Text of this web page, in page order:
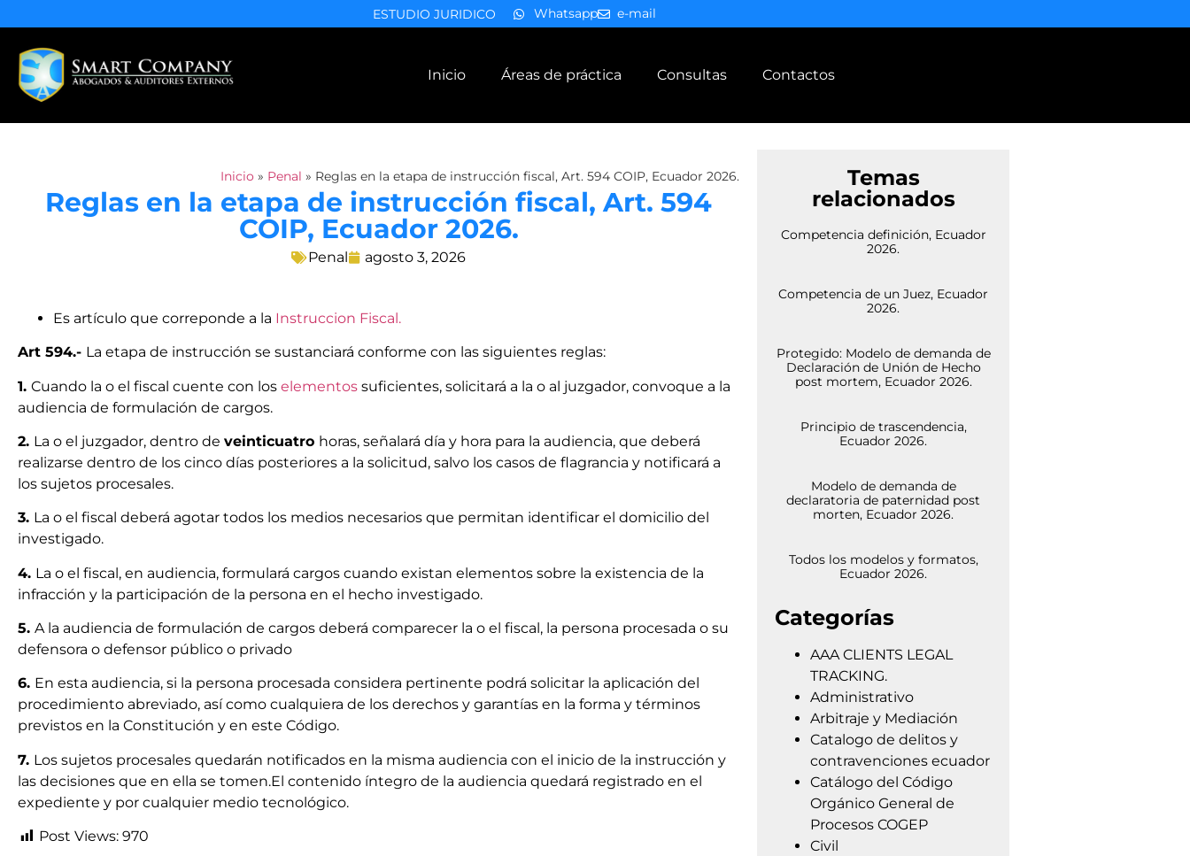
ESTUDIO JURIDICO Whatsapp e-mail
Inicio Áreas de práctica Consultas Contactos
Inicio » Penal » Reglas en la etapa de instrucción fiscal, Art. 594 COIP, Ecuador 2026.
Reglas en la etapa de instrucción fiscal, Art. 594
COIP, Ecuador 2026.
Penal agosto 3, 2026
Es artículo que correponde a la Instruccion Fiscal.
Art 594.- La etapa de instrucción se sustanciará conforme con las siguientes reglas:
1. Cuando la o el fiscal cuente con los elementos suficientes, solicitará a la o al juzgador, convoque a la
audiencia de formulación de cargos.
2. La o el juzgador, dentro de veinticuatro horas, señalará día y hora para la audiencia, que deberá
realizarse dentro de los cinco días posteriores a la solicitud, salvo los casos de flagrancia y notificará a
los sujetos procesales.
3. La o el fiscal deberá agotar todos los medios necesarios que permitan identificar el domicilio del
investigado.
4. La o el fiscal, en audiencia, formulará cargos cuando existan elementos sobre la existencia de la
infracción y la participación de la persona en el hecho investigado.
5. A la audiencia de formulación de cargos deberá comparecer la o el fiscal, la persona procesada o su
defensora o defensor público o privado
6. En esta audiencia, si la persona procesada considera pertinente podrá solicitar la aplicación del
procedimiento abreviado, así como cualquiera de los derechos y garantías en la forma y términos
previstos en la Constitución y en este Código.
7. Los sujetos procesales quedarán notificados en la misma audiencia con el inicio de la instrucción y
las decisiones que en ella se tomen.El contenido íntegro de la audiencia quedará registrado en el
expediente y por cualquier medio tecnológico.
Post Views: 970
Temas
relacionados
Competencia definición, Ecuador
2026.
Competencia de un Juez, Ecuador
2026.
Protegido: Modelo de demanda de
Declaración de Unión de Hecho
post mortem, Ecuador 2026.
Principio de trascendencia,
Ecuador 2026.
Modelo de demanda de
declaratoria de paternidad post
morten, Ecuador 2026.
Todos los modelos y formatos,
Ecuador 2026.
Categorías
AAA CLIENTS LEGAL
TRACKING.
Administrativo
Arbitraje y Mediación
Catalogo de delitos y
contravenciones ecuador
Catálogo del Código
Orgánico General de
Procesos COGEP
Civil